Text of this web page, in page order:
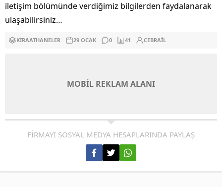
iletişim bölümünde verdiğimiz bilgilerden faydalanarak
ulaşabilirsiniz…
KIRAATHANELER 29 OCAK 0 41 CEBRAIL
MOBİL REKLAM ALANI
FİRMAYI SOSYAL MEDYA HESAPLARINDA PAYLAŞ